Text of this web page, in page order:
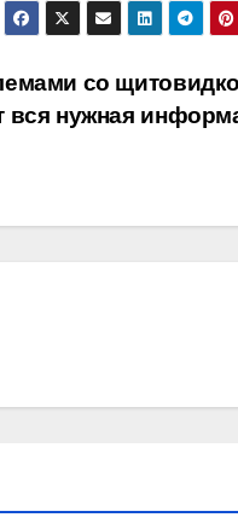
со
вся нужная